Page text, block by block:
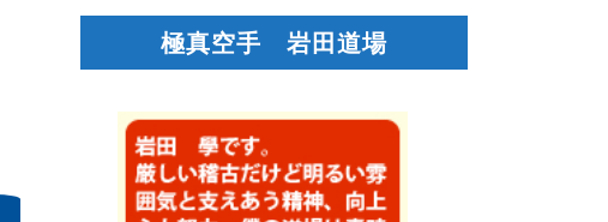
極真空手 岩田道場